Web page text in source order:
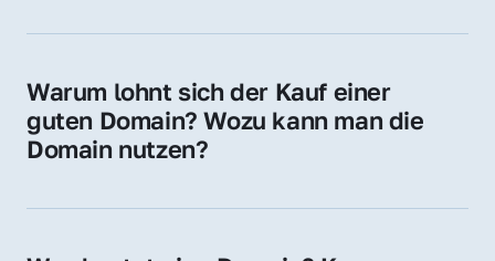
Sie erhalten alle Rechte zur Nutzung,
Domain.
Warum lohnt sich der Kauf einer
guten Domain? Wozu kann man die
Domain nutzen?
Vertrauen und Markenwert. Nutzen Sie sie